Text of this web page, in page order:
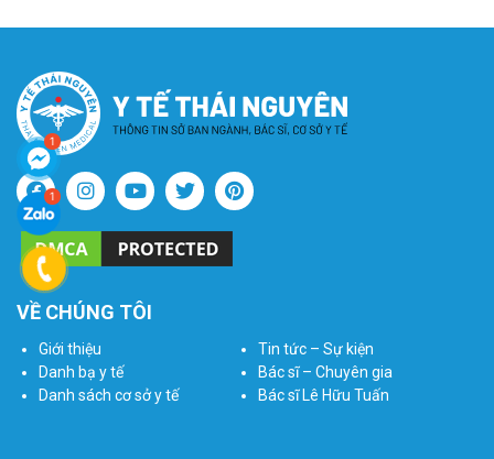
VỀ CHÚNG TÔI
Giới thiệu
Tin tức – Sự kiện
Danh bạ y tế
Bác sĩ – Chuyên gia
Danh sách cơ sở y tế
Bác sĩ Lê Hữu Tuấn